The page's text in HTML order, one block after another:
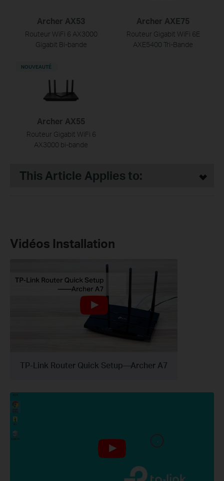
Archer AX53
Routeur WiFi 6 AX3000
Gigabit Bi-bande
Archer AXE75
Routeur Gigabit WiFi 6E
AXE5400 Tri-Bande
Archer AX55
Routeur Gigabit WiFi 6
AX3000 bi-bande
NOUVEAUTÉ
This Article Applies to:
Vidéos Installation
TP-Link Router Quick Setup—Archer A7